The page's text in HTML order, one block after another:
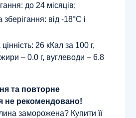
до 24 місяців;
від -18°С і
26 кКал за 100 г,
жири – 0.0 г, вуглеводи – 6.8
та повторне
не рекомендовано!
заморожена? Купити її